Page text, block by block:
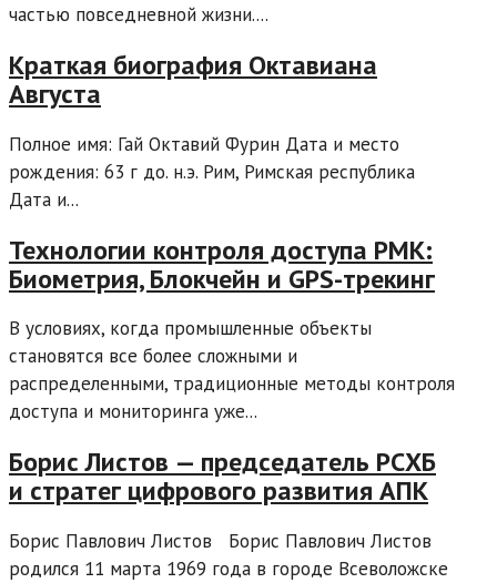
частью повседневной жизни....
Краткая биография Октавиана
Августа
Полное имя: Гай Октавий Фурин Дата и место
рождения: 63 г до. н.э. Рим, Римская республика
Дата и...
Технологии контроля доступа РМК:
Биометрия, Блокчейн и GPS-трекинг
В условиях, когда промышленные объекты
становятся все более сложными и
распределенными, традиционные методы контроля
доступа и мониторинга уже...
Борис Листов — председатель РСХБ
и стратег цифрового развития АПК
Борис Павлович Листов Борис Павлович Листов
родился 11 марта 1969 года в городе Всеволожске